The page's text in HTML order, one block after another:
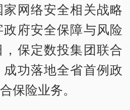
网络安全相关战略
府安全保障与风险
保定数投集团联合
功落地全省首例政
保险业务。